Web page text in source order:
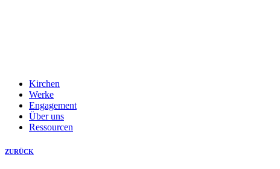
Kirchen
Werke
Engagement
Über uns
Ressourcen
ZURÜCK